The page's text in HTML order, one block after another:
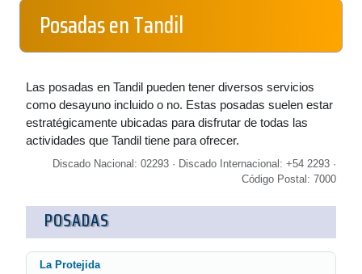
Posadas en Tandil
Las posadas en Tandil pueden tener diversos servicios
como desayuno incluido o no. Estas posadas suelen estar
estratégicamente ubicadas para disfrutar de todas las
actividades que Tandil tiene para ofrecer.
Discado Nacional: 02293 · Discado Internacional: +54 2293 ·
Código Postal: 7000
POSADAS
La Protejida